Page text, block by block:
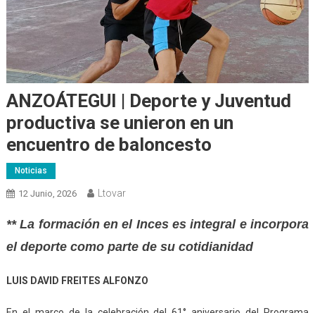
ANZOÁTEGUI | Deporte y Juventud
productiva se unieron en un
encuentro de baloncesto
Noticias
12 Junio, 2026 Ltovar
** La formación en el Inces es integral e incorpora
el deporte como parte de su cotidianidad
LUIS DAVID FREITES ALFONZO